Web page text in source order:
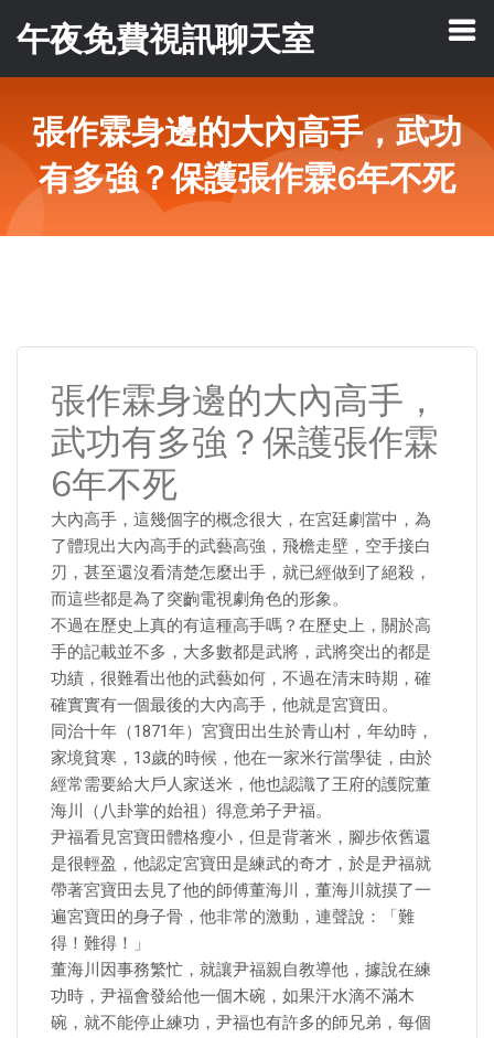
午夜免費視訊聊天室
張作霖身邊的大內高手，武功
有多強？保護張作霖6年不死
張作霖身邊的大內高手，
武功有多強？保護張作霖
6年不死
大內高手，這幾個字的概念很大，在宮廷劇當中，為
了體現出大內高手的武藝高強，飛檐走壁，空手接白
刃，甚至還沒看清楚怎麼出手，就已經做到了絕殺，
而這些都是為了突齣電視劇角色的形象。
不過在歷史上真的有這種高手嗎？在歷史上，關於高
手的記載並不多，大多數都是武將，武將突出的都是
功績，很難看出他的武藝如何，不過在清末時期，確
確實實有一個最後的大內高手，他就是宮寶田。
同治十年（1871年）宮寶田出生於青山村，年幼時，
家境貧寒，13歲的時候，他在一家米行當學徒，由於
經常需要給大戶人家送米，他也認識了王府的護院董
海川（八卦掌的始祖）得意弟子尹福。
尹福看見宮寶田體格瘦小，但是背著米，腳步依舊還
是很輕盈，他認定宮寶田是練武的奇才，於是尹福就
帶著宮寶田去見了他的師傅董海川，董海川就摸了一
遍宮寶田的身子骨，他非常的激動，連聲說：「難
得！難得！」
董海川因事務繁忙，就讓尹福親自教導他，據說在練
功時，尹福會發給他一個木碗，如果汗水滴不滿木
碗，就不能停止練功，尹福也有許多的師兄弟，每個